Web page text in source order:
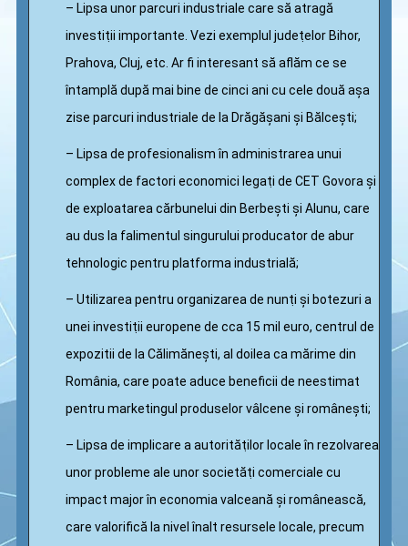
– Lipsa unor parcuri industriale care să atragă
investiṭii importante. Vezi exemplul judeṭelor Bihor,
Prahova, Cluj, etc. Ar fi interesant să aflăm ce se
întamplă după mai bine de cinci ani cu cele două așa
zise parcuri industriale de la Drăgășani și Bălcești;
– Lipsa de profesionalism în administrarea unui
complex de factori economici legaṭi de CET Govora și
de exploatarea cărbunelui din Berbești și Alunu, care
au dus la falimentul singurului producator de abur
tehnologic pentru platforma industrială;
– Utilizarea pentru organizarea de nunṭi și botezuri a
unei investiṭii europene de cca 15 mil euro, centrul de
expozitii de la Călimănești, al doilea ca mărime din
România, care poate aduce beneficii de neestimat
pentru marketingul produselor vâlcene și românești;
– Lipsa de implicare a autorităṭilor locale în rezolvarea
unor probleme ale unor societăṭi comerciale cu
impact major în economia valceană și românească,
care valorifică la nivel înalt resursele locale, precum